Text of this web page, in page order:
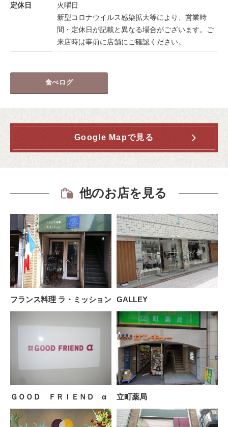
定休日
火曜日
新型コロナウイルス感染拡大等により、営業時
間・定休日が記載と異なる場合がございます。ご
来店時は事前に店舗にご確認ください。
食べログ
Google Mapで見る
他のお店を見る
フランス料理 ラ・ミッション GALLEY
ＧＯＯＤ ＦＲＩＥＮＤ α 立町薬局